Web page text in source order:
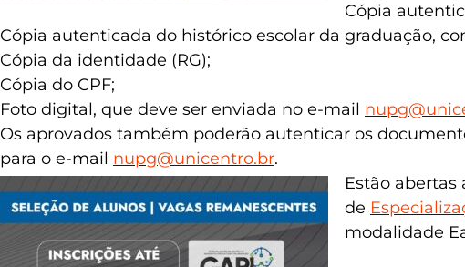
Cópia
Cópia autenticada do histórico escolar da graduação,
Cópia da identidade (RG);
Cópia do CPF;
Foto digital, que deve ser enviada no e-mail
Os aprovados também poderão autenticar os
para o e-mail nupg@unicentro.br.
Estão abertas
de
modalidade